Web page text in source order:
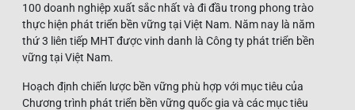
100 doanh nghiệp xuất sắc nhất và đi đầu trong phong trào
thực hiện phát triển bền vững tại Việt Nam. Năm nay là năm
thứ 3 liên tiếp MHT được vinh danh là Công ty phát triển bền
vững tại Việt Nam.
Hoạch định chiến lược bền vững phù hợp với mục tiêu của
Chương trình phát triển bền vững quốc gia và các mục tiêu